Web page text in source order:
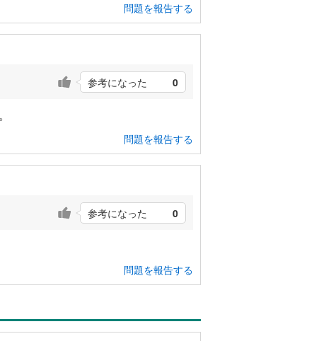
問題を報告する
参考になった 0
問題を報告する
参考になった 0
問題を報告する